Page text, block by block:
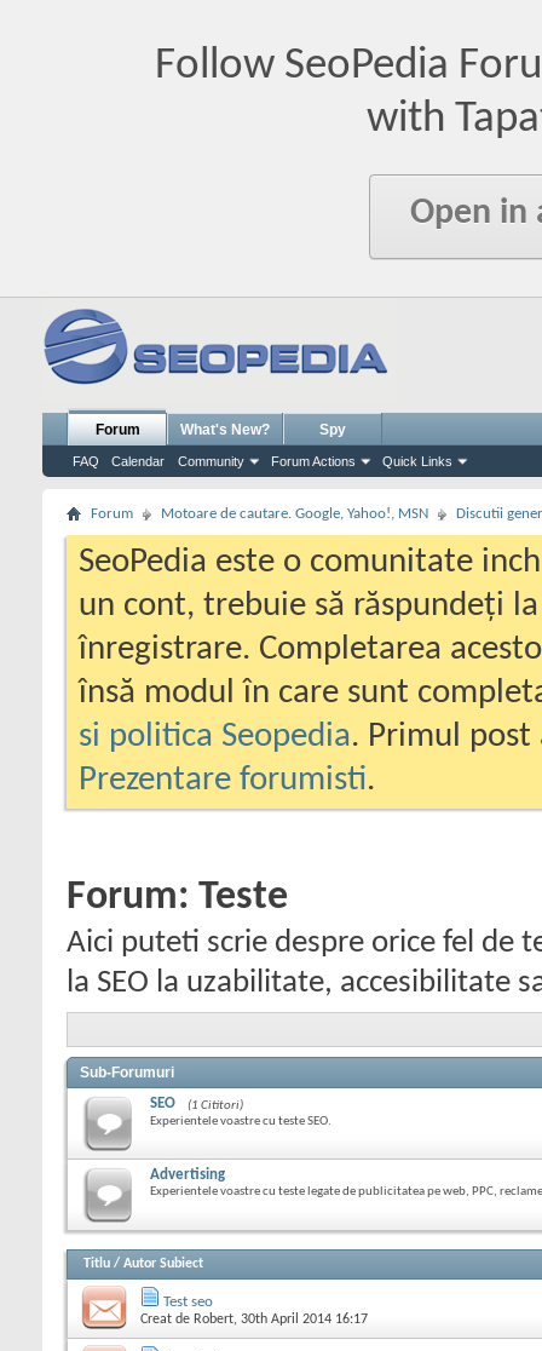
Follow SeoPedia
with
Open in
Forum
FAQ Calendar Community Forum Actions Quick Links
What's New? Spy
Forum Motoare de cautare. Google, Yahoo!, MSN Discutii
SeoPedia este o comunitate
un cont, trebuie să răspundeți
înregistrare. Completarea
însă modul în care sunt
si politica Seopedia. Primul
Prezentare forumisti.
Forum: Teste
Aici puteti scrie despre orice fel de
la SEO la uzabilitate, accesibilitate
Sub-Forumuri
SEO
(1 Cititori)
Experientele voastre cu teste SEO.
Advertising
Experientele voastre cu teste legate de publicitatea pe web, PPC,
Titlu / Autor Subiect
Test seo
Creat de Robert, 30th April 2014 16:17